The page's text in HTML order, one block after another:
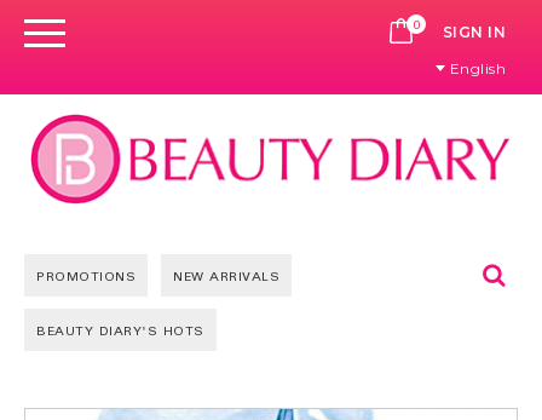
0 CART
SIGN IN
English
PROMOTIONS NEW ARRIVALS
BEAUTY DIARY'S HOTS